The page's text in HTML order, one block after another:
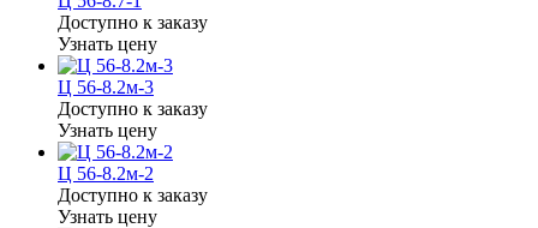
Доступно к заказу
Узнать цену
Ц 56-8.2м-3
Доступно к заказу
Узнать цену
Ц 56-8.2м-2
Доступно к заказу
Узнать цену